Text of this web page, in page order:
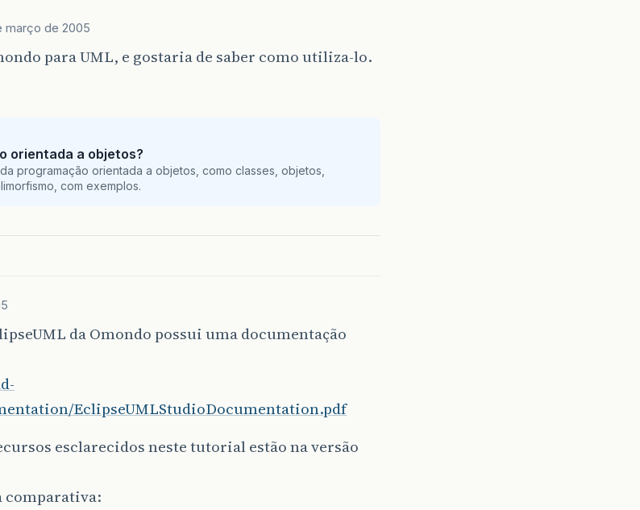
março de 2005
para UML, e gostaria de saber como utiliza-lo.
orientada a objetos?
programação orientada a objetos, como classes, objetos,
com exemplos.
da Omondo possui uma documentação
EclipseUMLStudioDocumentation.pdf
esclarecidos neste tutorial estão na versão
comparativa: